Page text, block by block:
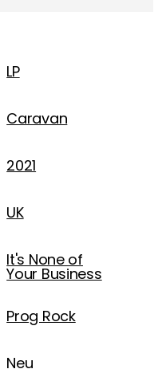
LP
Caravan
2021
UK
It's None of
Your Business
Prog Rock
Neu